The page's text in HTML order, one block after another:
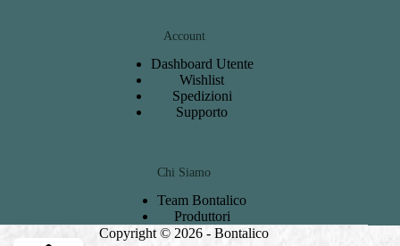
Account
Dashboard Utente
Wishlist
Spedizioni
Supporto
Chi Siamo
Team Bontalico
Produttori
Copyright © 2026 - Bontalico